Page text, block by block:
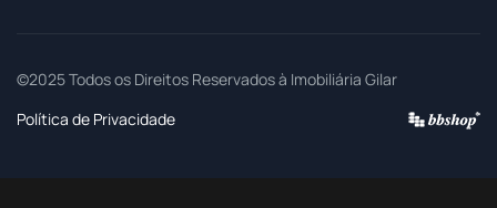
©2025 Todos os Direitos Reservados à Imobiliária Gilar
Política de Privacidade